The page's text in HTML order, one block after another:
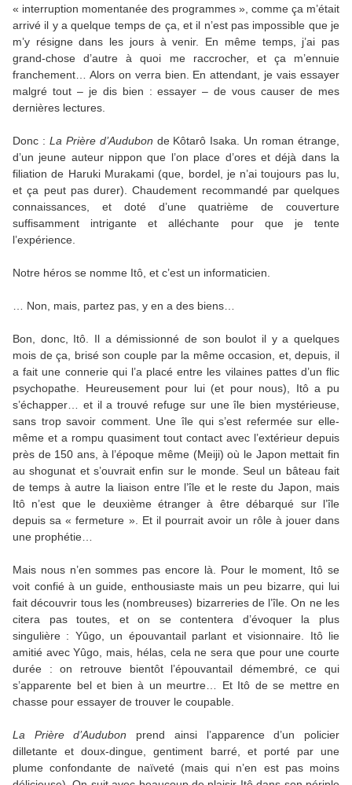
« interruption momentanée des programmes », comme ça m’était
arrivé il y a quelque temps de ça, et il n’est pas impossible que je
m’y résigne dans les jours à venir. En même temps, j’ai pas
grand-chose d’autre à quoi me raccrocher, et ça m’ennuie
franchement… Alors on verra bien. En attendant, je vais essayer
malgré tout – je dis bien : essayer – de vous causer de mes
dernières lectures.
Donc : La Prière d’Audubon de Kôtarô Isaka. Un roman étrange,
d’un jeune auteur nippon que l’on place d’ores et déjà dans la
filiation de Haruki Murakami (que, bordel, je n’ai toujours pas lu,
et ça peut pas durer). Chaudement recommandé par quelques
connaissances, et doté d’une quatrième de couverture
suffisamment intrigante et alléchante pour que je tente
l’expérience.
Notre héros se nomme Itô, et c’est un informaticien.
… Non, mais, partez pas, y en a des biens…
Bon, donc, Itô. Il a démissionné de son boulot il y a quelques
mois de ça, brisé son couple par la même occasion, et, depuis, il
a fait une connerie qui l’a placé entre les vilaines pattes d’un flic
psychopathe. Heureusement pour lui (et pour nous), Itô a pu
s’échapper… et il a trouvé refuge sur une île bien mystérieuse,
sans trop savoir comment. Une île qui s’est refermée sur elle-
même et a rompu quasiment tout contact avec l’extérieur depuis
près de 150 ans, à l’époque même (Meiji) où le Japon mettait fin
au shogunat et s’ouvrait enfin sur le monde. Seul un bâteau fait
de temps à autre la liaison entre l’île et le reste du Japon, mais
Itô n’est que le deuxième étranger à être débarqué sur l’île
depuis sa « fermeture ». Et il pourrait avoir un rôle à jouer dans
une prophétie…
Mais nous n’en sommes pas encore là. Pour le moment, Itô se
voit confié à un guide, enthousiaste mais un peu bizarre, qui lui
fait découvrir tous les (nombreuses) bizarreries de l’île. On ne les
citera pas toutes, et on se contentera d’évoquer la plus
singulière : Yûgo, un épouvantail parlant et visionnaire. Itô lie
amitié avec Yûgo, mais, hélas, cela ne sera que pour une courte
durée : on retrouve bientôt l’épouvantail démembré, ce qui
s’apparente bel et bien à un meurtre… Et Itô de se mettre en
chasse pour essayer de trouver le coupable.
La Prière d’Audubon
prend ainsi l’apparence d’un policier
dilletante et doux-dingue, gentiment barré, et porté par une
plume confondante de naïveté (mais qui n’en est pas moins